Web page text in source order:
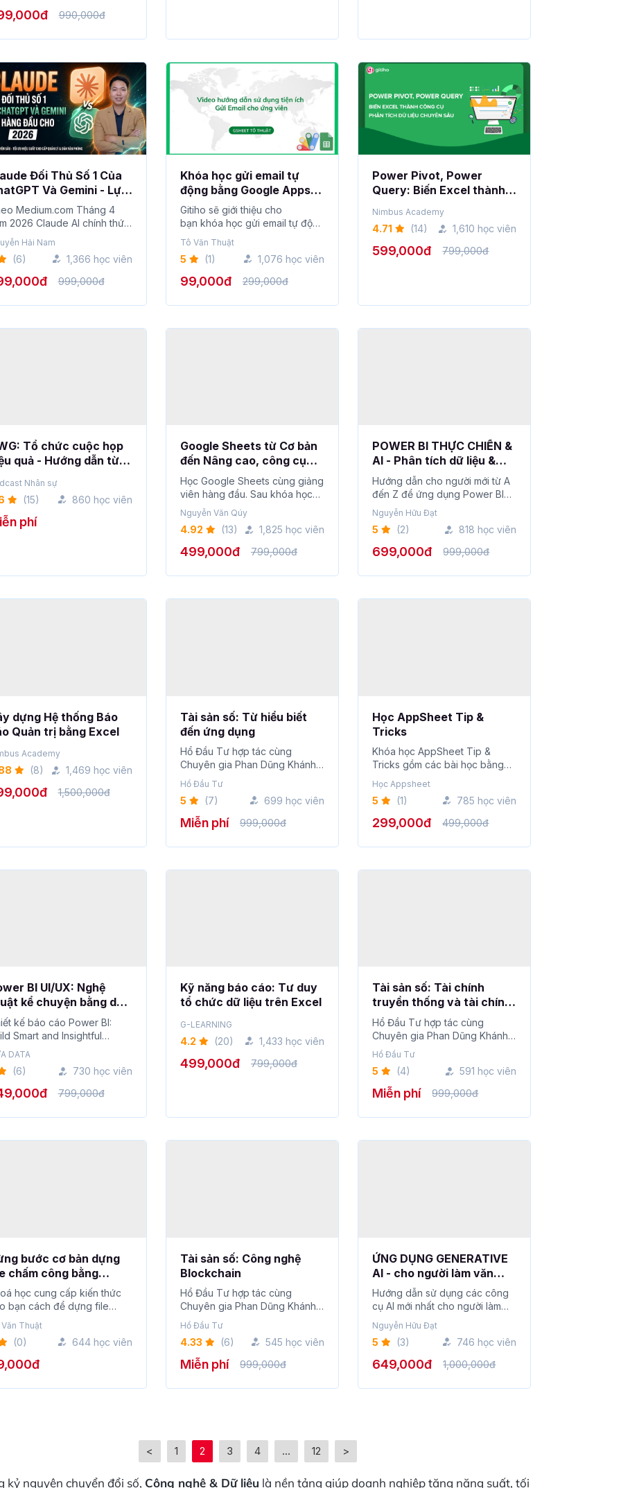
990,000đ
Đối Thủ Số 1 Của
Và Gemini - Lựa
Hàng Đầu Cho Dân
Phòng 2026
Medium.com Tháng 4
2026 Claude AI chính thức
ChatGPT về doanh thu ...
Hải Nam
(6) 1,366 học viên
999,000đ
Khóa học gửi email tự
động bằng Google Apps
Script từ A-Z
Gitiho sẽ giới thiệu cho
bạn khóa học gửi email tự động
bằng Google A...
Tô Văn Thuật
5 (1) 1,076 học viên
99,000đ 299,000đ
Power Pivot, Power
Query: Biến Excel thành
chuyên sâu
Nimbus Academy
4.71 (14) 1,610 học viên
599,000đ 799,000đ
Tổ chức cuộc họp
quả - Hướng dẫn từ
Nhân sự
(15) 860 học viên
phí
Google Sheets từ Cơ bản
đến Nâng cao, công cụ
thay thế Excel
Học Google Sheets cùng giảng
viên hàng đầu. Sau khóa học
này bạn sẽ thà...
Nguyễn Văn Qúy
4.92 (13) 1,825 học viên
499,000đ 799,000đ
POWER BI THỰC CHIẾN &
AI - Phân tích dữ liệu &
xây dựng báo cáo 2026
Hướng dẫn cho người mới từ A
đến Z để ứng dụng Power BI
trong phân ...
Nguyễn Hữu Đạt
5 (2) 818 học viên
699,000đ 999,000đ
dựng Hệ thống Báo
Quản trị bằng Excel
Academy
(8) 1,469 học viên
1,500,000đ
Tài sản số: Từ hiểu biết
đến ứng dụng
Hổ Đầu Tư hợp tác cùng
Chuyên gia Phan Dũng Khánh
trong series Tài sản s�...
Hổ Đầu Tư
5 (7) 699 học viên
Miễn phí 999,000đ
Học AppSheet Tip &
Tricks
Khóa học AppSheet Tip &
Tricks gồm các bài học bằng
video miễn phí, những...
Học Appsheet
5 (1) 785 học viên
299,000đ 499,000đ
BI UI/UX: Nghệ
kể chuyện bằng dữ
kế báo cáo Power BI:
Smart and Insightful
DATA
(6) 730 học viên
799,000đ
Kỹ năng báo cáo: Tư duy
tổ chức dữ liệu trên Excel
G-LEARNING
4.2 (20) 1,433 học viên
499,000đ 799,000đ
Tài sản số: Tài chính
truyền thống và tài chính
Hổ Đầu Tư hợp tác cùng
Chuyên gia Phan Dũng Khánh
trong series Tài sản s�...
Hổ Đầu Tư
5 (4) 591 học viên
Miễn phí 999,000đ
bước cơ bản dựng
chấm công bằng
Sheets
học cung cấp kiến thức
bạn cách để dựng file
công bằng...
Thuật
(0) 644 học viên
Tài sản số: Công nghệ
Blockchain
Hổ Đầu Tư hợp tác cùng
Chuyên gia Phan Dũng Khánh
trong series Tài sản s�...
Hổ Đầu Tư
4.33 (6) 545 học viên
Miễn phí 999,000đ
ỨNG DỤNG GENERATIVE
AI - cho người làm văn
phòng 2026
Hướng dẫn sử dụng các công
cụ AI mới nhất cho người làm
văn phòng...
Nguyễn Hữu Đạt
5 (3) 746 học viên
649,000đ 1,000,000đ
1 2 3 4 12
kỷ nguyên chuyển đổi số, Công nghệ & Dữ liệu là nền tảng giúp doanh nghiệp tăng năng suất, tối